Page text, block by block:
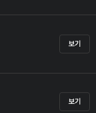
보기
보기